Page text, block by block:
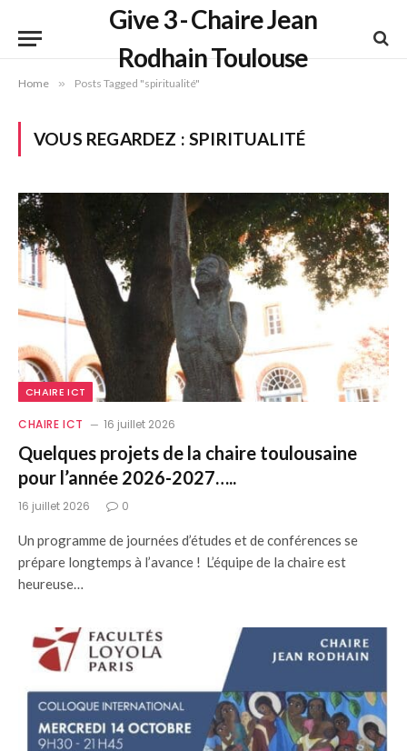
Give 3 - Chaire Jean
Rodhain Toulouse
Home » Posts Tagged "spiritualité"
VOUS REGARDEZ :SPIRITUALITÉ
CHAIRE ICT
CHAIRE ICT 16 juillet 2026
Quelques projets de la chaire toulousaine
pour l’année 2026-2027…..
16 juillet 2026 0
Un programme de journées d’études et de conférences se
prépare longtemps à l’avance ! L’équipe de la chaire est
heureuse…